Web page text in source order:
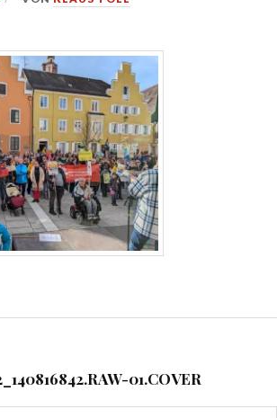
01.COVER